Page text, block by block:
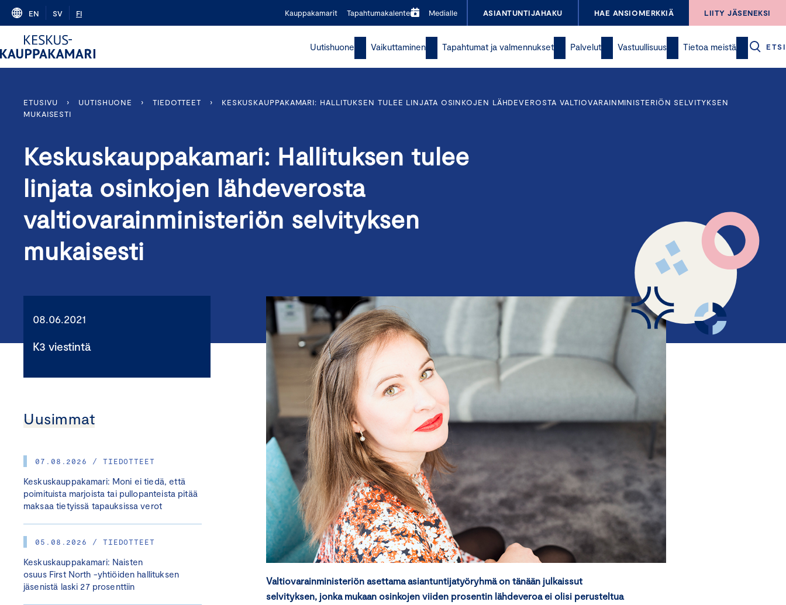
Skip
content
EN SV FI Kauppakamarit Tapahtumakalenteri Medialle ASIANTUNTIJAHAKU HAE ANSIOMERKKIÄ LIITY JÄSENEKSI
Uutishuone Vaikuttaminen Tapahtumat ja valmennukset Palvelut Vastuullisuus Tietoa meistä ETSI
ETUSIVU › UUTISHUONE › TIEDOTTEET ›
KESKUSKAUPPAKAMARI: HALLITUKSEN TULEE LINJATA OSINKOJEN LÄHDEVEROSTA VALTIOVARAINMINISTERIÖN SELVITYKSEN
MUKAISESTI
Keskuskauppakamari: Hallituksen tulee
linjata osinkojen lähdeverosta
valtiovarainministeriön selvityksen
mukaisesti
08.06.2021
K3 viestintä
Uusimmat
07.08.2026 / TIEDOTTEET
Keskuskauppakamari: Moni ei tiedä, että
poimituista marjoista tai pullopanteista pitää
maksaa tietyissä tapauksissa verot
05.08.2026 / TIEDOTTEET
Keskuskauppakamari: Naisten
osuus First North -yhtiöiden hallituksen
jäsenistä laski 27 prosenttiin
Valtiovarainministeriön asettama asiantuntijatyöryhmä on tänään julkaissut
selvityksen, jonka mukaan osinkojen viiden prosentin lähdeveroa ei olisi perusteltua